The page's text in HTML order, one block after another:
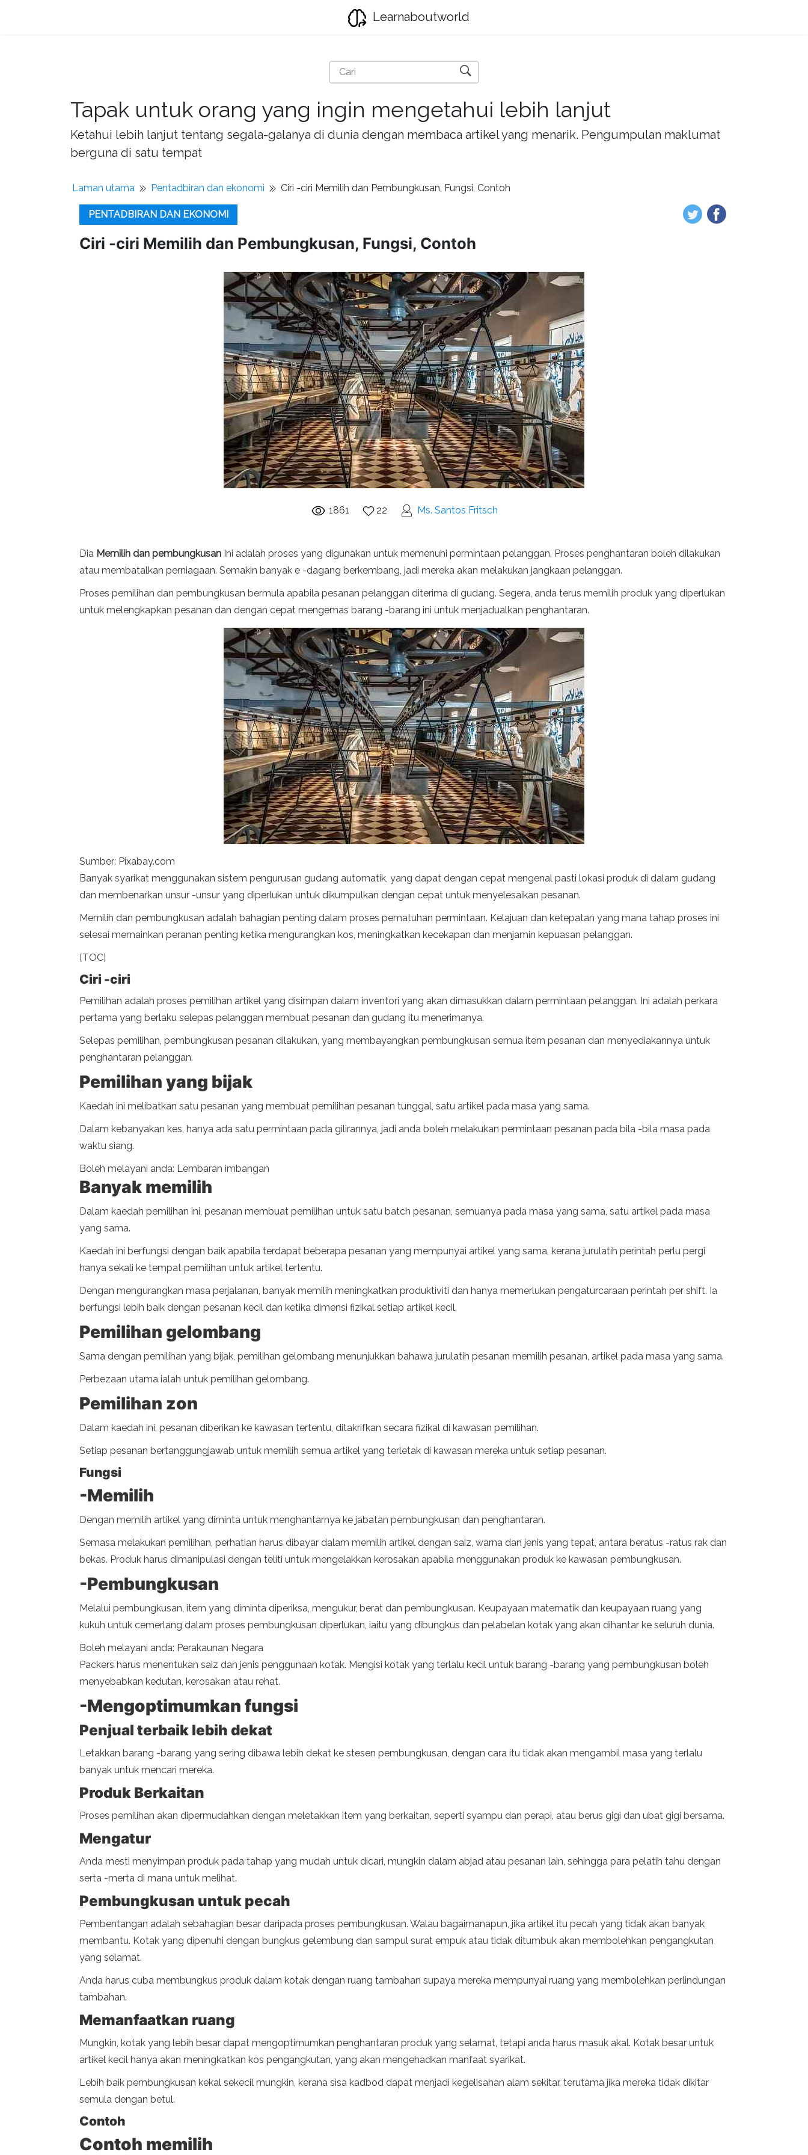
Learnaboutworld
Tapak untuk orang yang ingin mengetahui lebih lanjut
Ketahui lebih lanjut tentang segala-galanya di dunia dengan membaca artikel yang menarik. Pengumpulan maklumat
berguna di satu tempat
Laman utama Pentadbiran dan ekonomi Ciri -ciri Memilih dan Pembungkusan, Fungsi, Contoh
PENTADBIRAN DAN EKONOMI
Ciri -ciri Memilih dan Pembungkusan, Fungsi, Contoh
1861 22 Ms. Santos Fritsch
Dia Memilih dan pembungkusan Ini adalah proses yang digunakan untuk memenuhi permintaan pelanggan. Proses penghantaran boleh dilakukan
atau membatalkan perniagaan. Semakin banyak e -dagang berkembang, jadi mereka akan melakukan jangkaan pelanggan.
Proses pemilihan dan pembungkusan bermula apabila pesanan pelanggan diterima di gudang. Segera, anda terus memilih produk yang diperlukan
untuk melengkapkan pesanan dan dengan cepat mengemas barang -barang ini untuk menjadualkan penghantaran.
Sumber: Pixabay.com
Banyak syarikat menggunakan sistem pengurusan gudang automatik, yang dapat dengan cepat mengenal pasti lokasi produk di dalam gudang
dan membenarkan unsur -unsur yang diperlukan untuk dikumpulkan dengan cepat untuk menyelesaikan pesanan.
Memilih dan pembungkusan adalah bahagian penting dalam proses pematuhan permintaan. Kelajuan dan ketepatan yang mana tahap proses ini
selesai memainkan peranan penting ketika mengurangkan kos, meningkatkan kecekapan dan menjamin kepuasan pelanggan.
[TOC]
Ciri -ciri
Pemilihan adalah proses pemilihan artikel yang disimpan dalam inventori yang akan dimasukkan dalam permintaan pelanggan. Ini adalah perkara
pertama yang berlaku selepas pelanggan membuat pesanan dan gudang itu menerimanya.
Selepas pemilihan, pembungkusan pesanan dilakukan, yang membayangkan pembungkusan semua item pesanan dan menyediakannya untuk
penghantaran pelanggan.
Pemilihan yang bijak
Kaedah ini melibatkan satu pesanan yang membuat pemilihan pesanan tunggal, satu artikel pada masa yang sama.
Dalam kebanyakan kes, hanya ada satu permintaan pada gilirannya, jadi anda boleh melakukan permintaan pesanan pada bila -bila masa pada
waktu siang.
Boleh melayani anda: Lembaran imbangan
Banyak memilih
Dalam kaedah pemilihan ini, pesanan membuat pemilihan untuk satu batch pesanan, semuanya pada masa yang sama, satu artikel pada masa
yang sama.
Kaedah ini berfungsi dengan baik apabila terdapat beberapa pesanan yang mempunyai artikel yang sama, kerana jurulatih perintah perlu pergi
hanya sekali ke tempat pemilihan untuk artikel tertentu.
Dengan mengurangkan masa perjalanan, banyak memilih meningkatkan produktiviti dan hanya memerlukan pengaturcaraan perintah per shift. Ia
berfungsi lebih baik dengan pesanan kecil dan ketika dimensi fizikal setiap artikel kecil.
Pemilihan gelombang
Sama dengan pemilihan yang bijak, pemilihan gelombang menunjukkan bahawa jurulatih pesanan memilih pesanan, artikel pada masa yang sama.
Perbezaan utama ialah untuk pemilihan gelombang.
Pemilihan zon
Dalam kaedah ini, pesanan diberikan ke kawasan tertentu, ditakrifkan secara fizikal di kawasan pemilihan.
Setiap pesanan bertanggungjawab untuk memilih semua artikel yang terletak di kawasan mereka untuk setiap pesanan.
Fungsi
-Memilih
Dengan memilih artikel yang diminta untuk menghantarnya ke jabatan pembungkusan dan penghantaran.
Semasa melakukan pemilihan, perhatian harus dibayar dalam memilih artikel dengan saiz, warna dan jenis yang tepat, antara beratus -ratus rak dan
bekas. Produk harus dimanipulasi dengan teliti untuk mengelakkan kerosakan apabila menggunakan produk ke kawasan pembungkusan.
-Pembungkusan
Melalui pembungkusan, item yang diminta diperiksa, mengukur, berat dan pembungkusan. Keupayaan matematik dan keupayaan ruang yang
kukuh untuk cemerlang dalam proses pembungkusan diperlukan, iaitu yang dibungkus dan pelabelan kotak yang akan dihantar ke seluruh dunia.
Boleh melayani anda: Perakaunan Negara
Packers harus menentukan saiz dan jenis penggunaan kotak. Mengisi kotak yang terlalu kecil untuk barang -barang yang pembungkusan boleh
menyebabkan kedutan, kerosakan atau rehat.
-Mengoptimumkan fungsi
Penjual terbaik lebih dekat
Letakkan barang -barang yang sering dibawa lebih dekat ke stesen pembungkusan, dengan cara itu tidak akan mengambil masa yang terlalu
banyak untuk mencari mereka.
Produk Berkaitan
Proses pemilihan akan dipermudahkan dengan meletakkan item yang berkaitan, seperti syampu dan perapi, atau berus gigi dan ubat gigi bersama.
Mengatur
Anda mesti menyimpan produk pada tahap yang mudah untuk dicari, mungkin dalam abjad atau pesanan lain, sehingga para pelatih tahu dengan
serta -merta di mana untuk melihat.
Pembungkusan untuk pecah
Pembentangan adalah sebahagian besar daripada proses pembungkusan. Walau bagaimanapun, jika artikel itu pecah yang tidak akan banyak
membantu. Kotak yang dipenuhi dengan bungkus gelembung dan sampul surat empuk atau tidak ditumbuk akan membolehkan pengangkutan
yang selamat.
Anda harus cuba membungkus produk dalam kotak dengan ruang tambahan supaya mereka mempunyai ruang yang membolehkan perlindungan
tambahan.
Memanfaatkan ruang
Mungkin, kotak yang lebih besar dapat mengoptimumkan penghantaran produk yang selamat, tetapi anda harus masuk akal. Kotak besar untuk
artikel kecil hanya akan meningkatkan kos pengangkutan, yang akan mengehadkan manfaat syarikat.
Lebih baik pembungkusan kekal sekecil mungkin, kerana sisa kadbod dapat menjadi kegelisahan alam sekitar, terutama jika mereka tidak dikitar
semula dengan betul.
Contoh
Contoh memilih